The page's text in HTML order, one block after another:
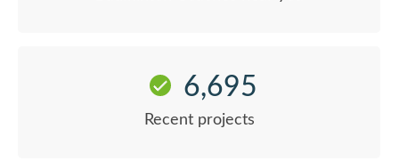
6,695
Recent projects